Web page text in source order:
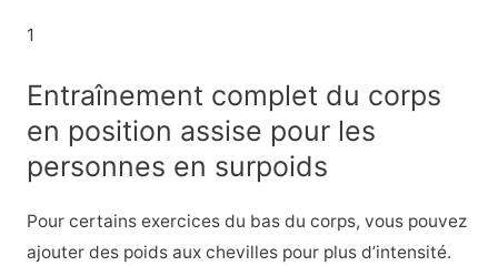
1
Entraînement complet du corps
en position assise pour les
personnes en surpoids
Pour certains exercices du bas du corps, vous pouvez
ajouter des poids aux chevilles pour plus d’intensité.